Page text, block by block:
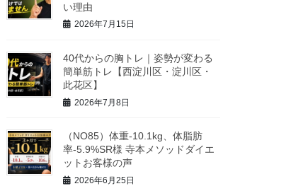
い理由
2026年7月15日
40代からの胸トレ｜姿勢が変わる
簡単筋トレ【西淀川区・淀川区・
此花区】
2026年7月8日
（NO85）体重-10.1kg、体脂肪
率-5.9%SR様 寺本メソッドダイエ
ットお客様の声
2026年6月25日